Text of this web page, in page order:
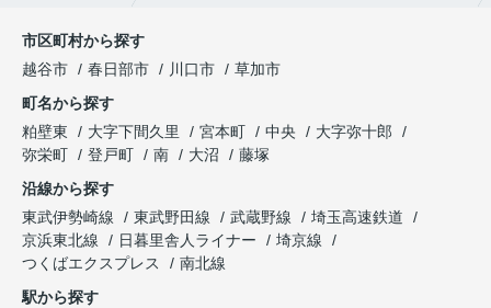
市区町村から探す
越谷市
春日部市 川口市
草加市
町名から探す
粕壁東
大字下間久里 宮本町 中央
大字弥十郎
弥栄町
登戸町 南 大沼
藤塚
沿線から探す
東武伊勢崎線
東武野田線 武蔵野線
埼玉高速鉄道
京浜東北線
日暮里舎人ライナー
埼京線
つくばエクスプレス
南北線
駅から探す